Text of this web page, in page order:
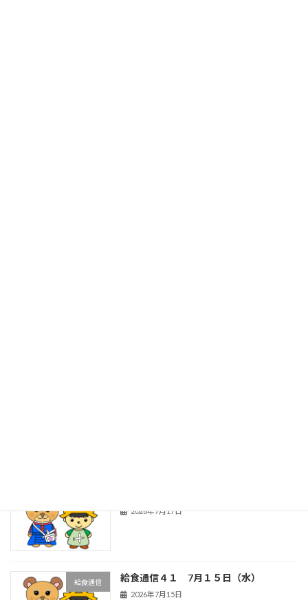
2026年7月17日
給食通信 給食通信４１ 7月１５日（水）
2026年7月15日